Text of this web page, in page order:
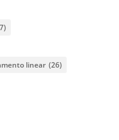
linear (26)